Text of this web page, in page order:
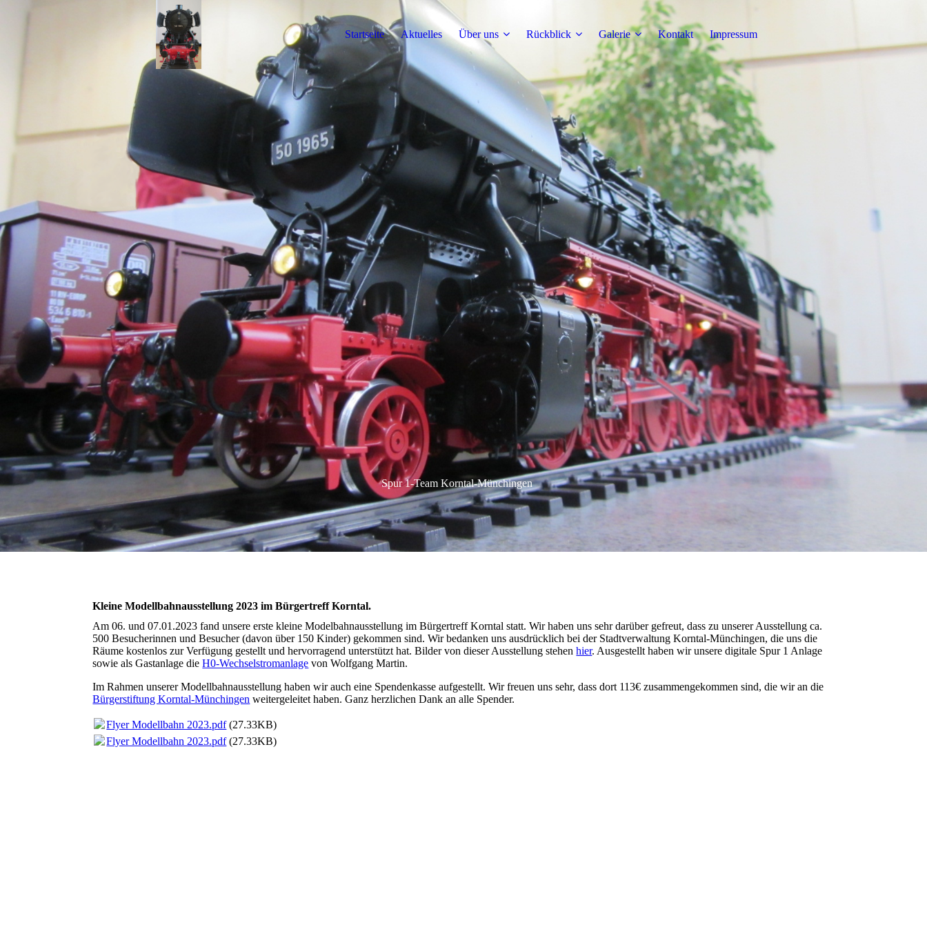
Startseite Aktuelles Über uns Rückblick Galerie Kontakt Impressum
Spur 1-Team Korntal-Münchingen
Kleine Modellbahnausstellung 2023 im Bürgertreff Korntal.
Am 06. und 07.01.2023 fand unsere erste kleine Modelbahnausstellung im Bürgertreff Korntal statt. Wir haben uns sehr darüber gefreut, dass zu unserer Ausstellung ca.
500 Besucherinnen und Besucher (davon über 150 Kinder) gekommen sind. Wir bedanken uns ausdrücklich bei der Stadtverwaltung Korntal-Münchingen, die uns die
Räume kostenlos zur Verfügung gestellt und hervorragend unterstützt hat. Bilder von dieser Ausstellung stehenhier. Ausgestellt haben wir unsere digitale Spur 1 Anlage
sowie als Gastanlage dieH0-Wechselstromanlage von Wolfgang Martin.
Im Rahmen unserer Modellbahnausstellung haben wir auch eine Spendenkasse aufgestellt. Wir freuen uns sehr, dass dort 113€ zusammengekommen sind, die wir an die
Bürgerstiftung Korntal-Münchingen weitergeleitet haben. Ganz herzlichen Dank an alle Spender.
Flyer Modellbahn 2023.pdf(27.33KB)
Flyer Modellbahn 2023.pdf(27.33KB)